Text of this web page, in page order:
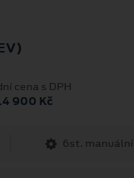
cena s DPH
900 Kč
6st. manuální